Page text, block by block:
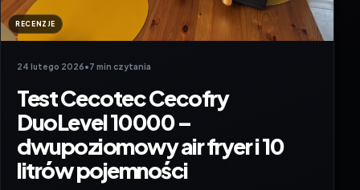
RECENZJE
24 lutego 2026•7 min czytania
Test Cecotec Cecofry
DuoLevel 10000 –
dwupoziomowy air fryer i 10
litrów pojemności